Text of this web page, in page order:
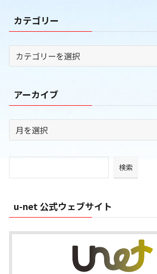
カテゴリー
テ
リ
ー
アーカイブ
ー
ブ
検索
u-net 公式ウェブサイト